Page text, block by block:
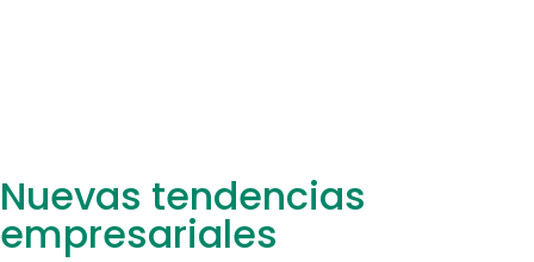
Nuevas tendencias
empresariales